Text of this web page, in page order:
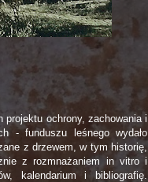
projektu ochrony, zachowania i
- funduszu leśnego wydało
z drzewem, w tym historię,
z rozmnażaniem in vitro i
kalendarium i bibliografię.